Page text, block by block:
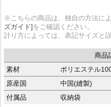
※こちらの商品は、独自の方法に
ズガイド]をご確認ください。
計り方によっては、表記サイズと
商品
素材
ポリエステル
原産国
中国(縫製)
付属品
収納袋